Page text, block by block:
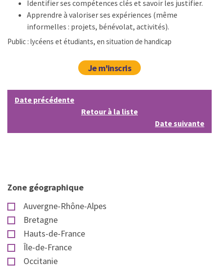
Identifier ses compétences clés et savoir les justifier.
Apprendre à valoriser ses expériences (même
informelles : projets, bénévolat, activités).
Public : lycéens et étudiants, en situation de handicap
Je m'inscris
Date précédente
Retour à la liste
Date suivante
Zone géographique
Auvergne-Rhône-Alpes
Bretagne
Hauts-de-France
Île-de-France
Occitanie